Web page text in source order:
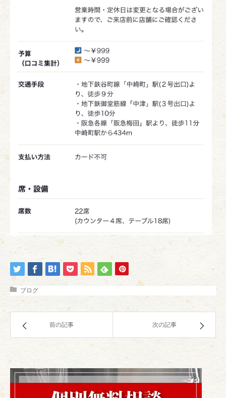
ブログ
前の記事 次の記事